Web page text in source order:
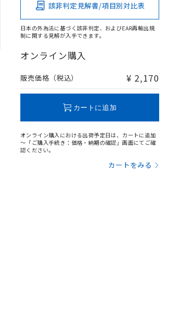
該非判定見解書/項目別対比表
日本の外為法に基づく該非判定、およびEAR再輸出規
制に関する見解が入手できます。
オンライン購入
販売価格（税込） ¥ 2,170
カートに追加
オンライン購入における出荷予定日は、カートに追加
～「ご購入手続き：価格・納期の確認」画面にてご確
認ください。
カートをみる